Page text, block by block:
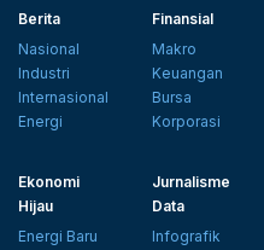
Berita
Nasional
Industri
Internasional
Energi
Finansial
Makro
Keuangan
Bursa
Korporasi
Ekonomi
Hijau
Energi Baru
Jurnalisme
Data
Infografik